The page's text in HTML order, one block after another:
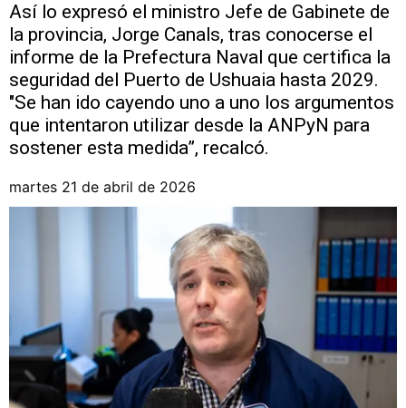
Así lo expresó el ministro Jefe de Gabinete de
la provincia, Jorge Canals, tras conocerse el
informe de la Prefectura Naval que certifica la
seguridad del Puerto de Ushuaia hasta 2029.
"Se han ido cayendo uno a uno los argumentos
que intentaron utilizar desde la ANPyN para
sostener esta medida”, recalcó.
martes 21 de abril de 2026